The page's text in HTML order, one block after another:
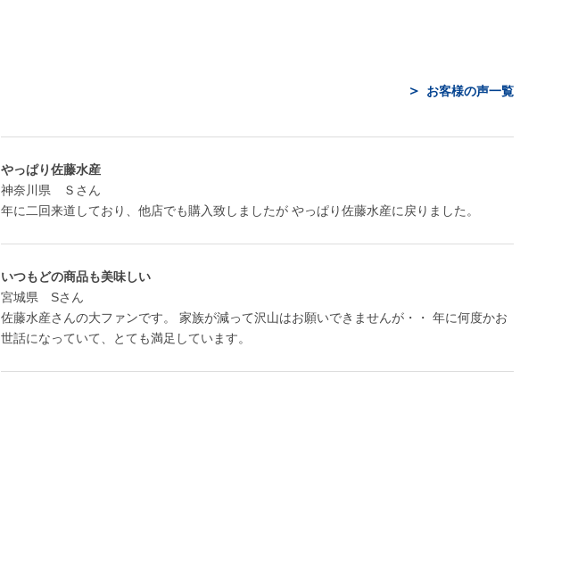
お客様の声一覧
やっぱり佐藤水産
神奈川県 Ｓさん
年に二回来道しており、他店でも購入致しましたが やっぱり佐藤水産に戻りました。
いつもどの商品も美味しい
宮城県 Sさん
佐藤水産さんの大ファンです。 家族が減って沢山はお願いできませんが・・ 年に何度かお
世話になっていて、とても満足しています。